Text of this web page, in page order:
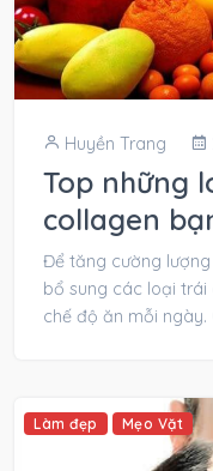
Huyền Trang
Top những
collagen
Để tăng cường
bổ sung các loại
chế độ ăn mỗi ngày.
Làm đẹp Mẹo Vặt